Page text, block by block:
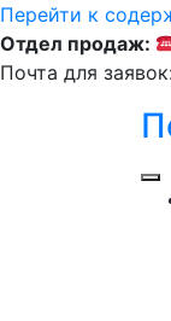
Перейти к
Отдел продаж:
Почта для